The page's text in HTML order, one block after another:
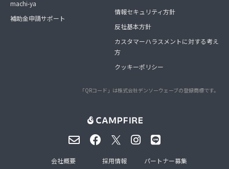
machi-ya
補助金申請サポート
情報セキュリティ方針
反社基本方針
カスタマーハラスメントに対する考え
方
クッキーポリシー
「QRコード」は株式会社デンソーウェーブの登録商標です。
会社概要 採用情報 パートナー募集